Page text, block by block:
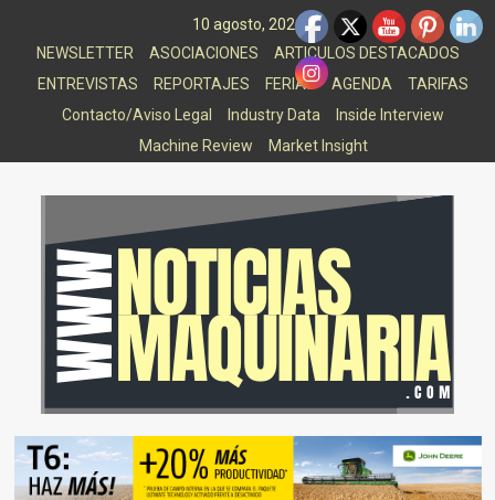
10 agosto, 2026
NEWSLETTER
ASOCIACIONES
ARTICULOS DESTACADOS
ENTREVISTAS
REPORTAJES FERIAS AGENDA
TARIFAS
Contacto/Aviso Legal
Industry Data
Inside Interview
Machine Review
Market Insight